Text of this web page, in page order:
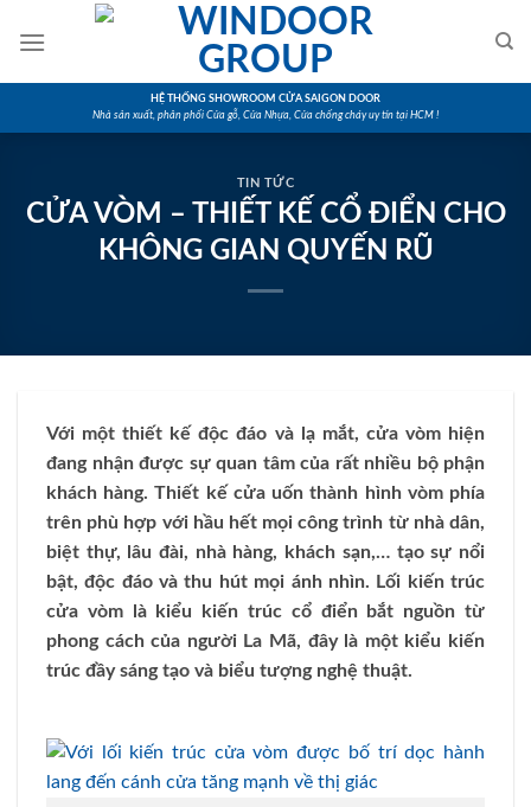
HỆ THỐNG SHOWROOM CỬA SAIGON DOOR
Nhà sản xuất, phân phối Cửa gỗ, Cửa Nhựa, Cửa chống cháy uy tín tại HCM !
TIN TỨC
CỬA VÒM – THIẾT KẾ CỔ ĐIỂN CHO
KHÔNG GIAN QUYẾN RŨ
Với một thiết kế độc đáo và lạ mắt, cửa vòm hiện
đang nhận được sự quan tâm của rất nhiều bộ phận
khách hàng. Thiết kế cửa uốn thành hình vòm phía
trên phù hợp với hầu hết mọi công trình từ nhà dân,
biệt thự, lâu đài, nhà hàng, khách sạn,… tạo sự nổi
bật, độc đáo và thu hút mọi ánh nhìn. Lối kiến trúc
cửa vòm là kiểu kiến trúc cổ điển bắt nguồn từ
phong cách của người La Mã, đây là một kiểu kiến
trúc đầy sáng tạo và biểu tượng nghệ thuật.